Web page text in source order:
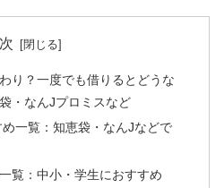
り？一度でも借りるとどうな
・なんJプロミスなど
一覧：知恵袋・なんJなどで
覧：中小・学生におすすめ